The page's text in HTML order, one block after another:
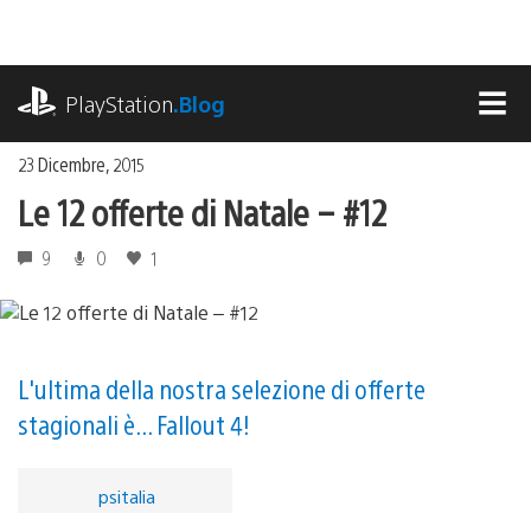
contenuto
PlayStation.Blog
23 Dicembre, 2015
Le 12 offerte di Natale – #12
9 0 1
L'ultima della nostra selezione di offerte
stagionali è... Fallout 4!
psitalia